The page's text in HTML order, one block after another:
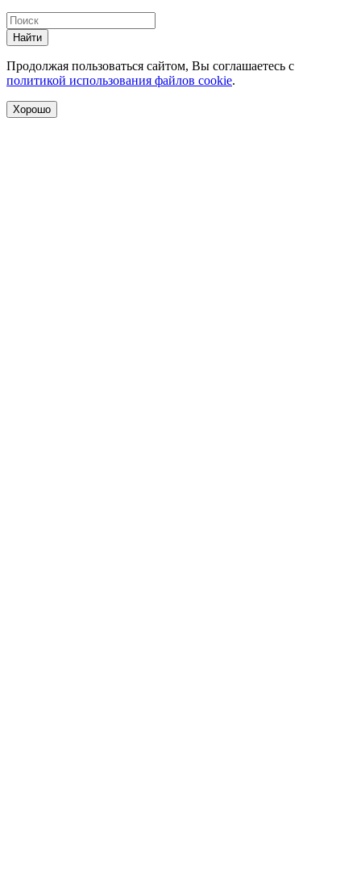
Найти
Продолжая пользоваться сайтом, Вы соглашаетесь с
политикой использования файлов cookie.
Хорошо